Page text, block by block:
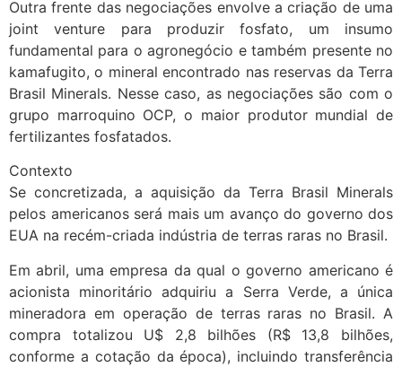
Outra frente das negociações envolve a criação de uma
joint venture para produzir fosfato, um insumo
fundamental para o agronegócio e também presente no
kamafugito, o mineral encontrado nas reservas da Terra
Brasil Minerals. Nesse caso, as negociações são com o
grupo marroquino OCP, o maior produtor mundial de
fertilizantes fosfatados.
Contexto
Se concretizada, a aquisição da Terra Brasil Minerals
pelos americanos será mais um avanço do governo dos
EUA na recém-criada indústria de terras raras no Brasil.
Em abril, uma empresa da qual o governo americano é
acionista minoritário adquiriu a Serra Verde, a única
mineradora em operação de terras raras no Brasil. A
compra totalizou U$ 2,8 bilhões (R$ 13,8 bilhões,
conforme a cotação da época), incluindo transferência